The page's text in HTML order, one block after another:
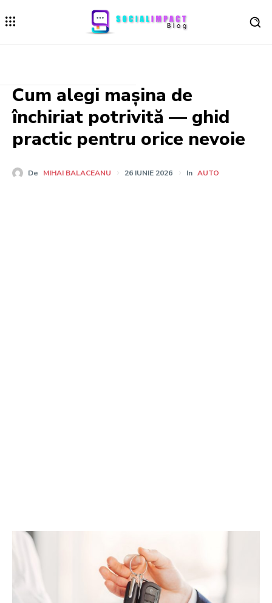
Cum alegi mașina de
închiriat potrivită — ghid
practic pentru orice nevoie
De MIHAI BALACEANU 26 IUNIE 2026 In AUTO